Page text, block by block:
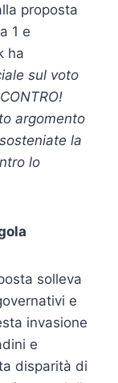
proposta
1 e
ha
sul voto
argomento
la
lo
solleva
e
invasione
e
disparità di